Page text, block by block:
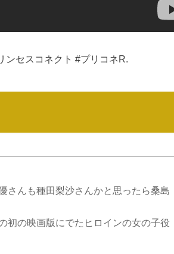
ンセスコネクト #プリコネR.
さんも種田梨沙さんかと思ったら桑島
初の映画版にでたヒロインの女の子役